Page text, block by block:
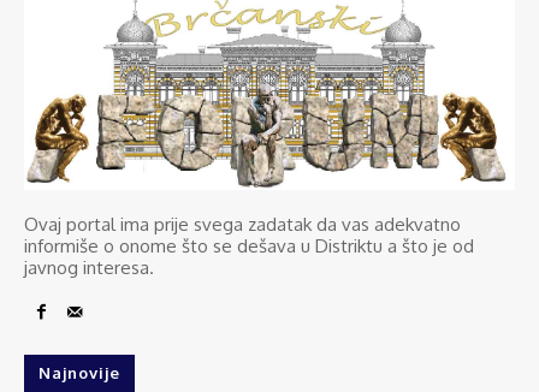
Ovaj portal ima prije svega zadatak da vas adekvatno
informiše o onome što se dešava u Distriktu a što je od
javnog interesa.
Najnovije